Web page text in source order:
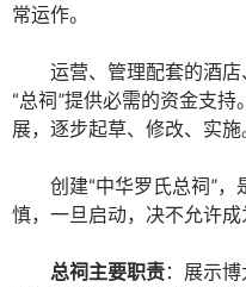
常运作。
运营、管理配套的酒
“总祠”提供必需的资金支
展，逐步起草、修改、实施
创建“中华罗氏总祠”
慎，一旦启动，决不允许成
总祠主要职责：展示